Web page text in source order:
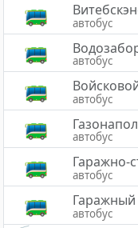
автобус
автобус
автобус
автобус
Гаражно-
автобус
автобус